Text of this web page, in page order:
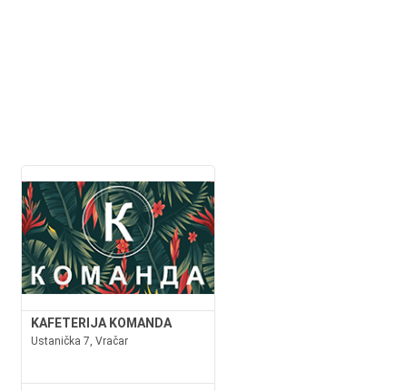
KAFETERIJA KOMANDA
Ustanička 7, Vračar